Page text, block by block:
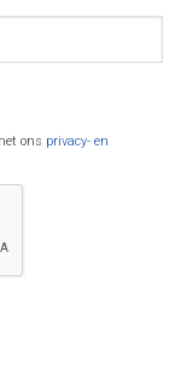
ons privacy- en